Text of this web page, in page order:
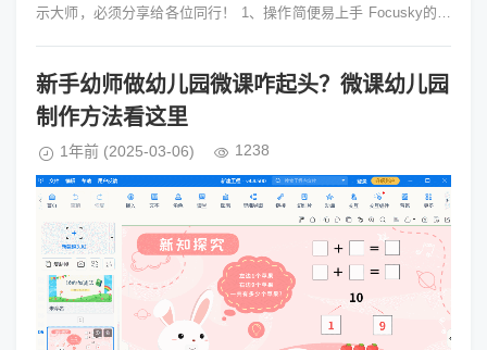
示大师，必须分享给各位同行！ 1、操作简便易上手 Focusky的操
新手幼师做幼儿园微课咋起头？微课幼儿园
制作方法看这里
1年前 (2025-03-06) 1238